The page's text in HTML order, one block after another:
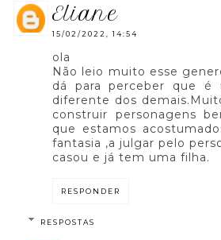
eliane
15/02/2022, 14:54
ola
Não leio muito esse
dá para perceber que é
diferente dos
construir personagens
que estamos
fantasia ,a julgar pelo
casou e já tem uma filha.
RESPONDER
RESPOSTAS